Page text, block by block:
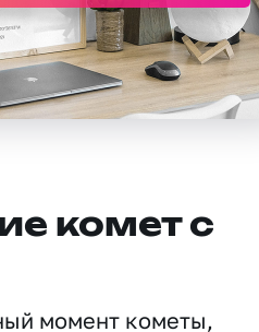
комет с
момент кометы,